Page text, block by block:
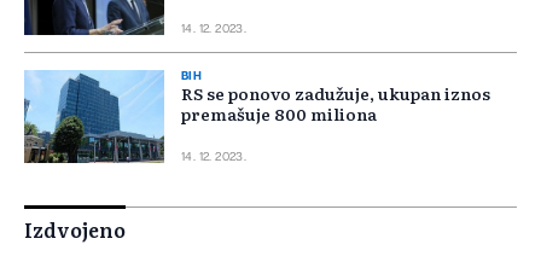
14. 12. 2023.
BIH
RS se ponovo zadužuje, ukupan iznos
premašuje 800 miliona
14. 12. 2023.
Izdvojeno